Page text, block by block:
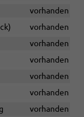
vorhanden
vorhanden
vorhanden
vorhanden
vorhanden
vorhanden
vorhanden